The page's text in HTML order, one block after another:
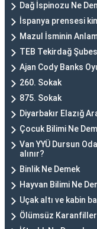
Dağ İspinozu Ne
İspanya prensesi
Mazul İsminin
TEB Tekirdağ
Ajan Cody Banks
260. Sokak
875. Sokak
Diyarbakır Elazığ
Çocuk Bilimi Ne
Van YYÜ Dursun
alınır?
Binlik Ne Demek
Hayvan Bilimi Ne
Uçak altı ve kabin
Ölümsüz